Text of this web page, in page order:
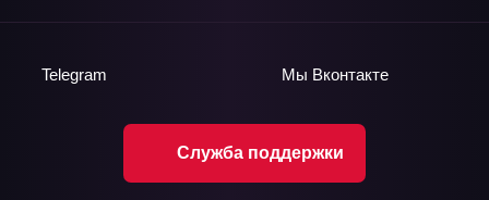
Служба поддержки
Telegram Мы Вконтакте